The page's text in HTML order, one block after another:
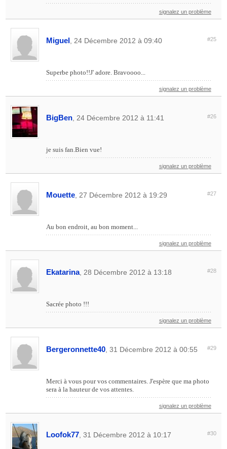
signalez un problème
Miguel , 24 Décembre 2012 à 09:40 #25
Superbe photo!!J' adore. Bravoooo...
signalez un problème
BigBen , 24 Décembre 2012 à 11:41 #26
je suis fan.Bien vue!
signalez un problème
Mouette , 27 Décembre 2012 à 19:29 #27
Au bon endroit, au bon moment...
signalez un problème
Ekatarina, 28 Décembre 2012 à 13:18 #28
Sacrée photo !!!
signalez un problème
Bergeronnette40 , 31 Décembre 2012 à 00:55 #29
Merci à vous pour vos commentaires. J'espère que ma photo
sera à la hauteur de vos attentes.
signalez un problème
Loofok77 , 31 Décembre 2012 à 10:17 #30